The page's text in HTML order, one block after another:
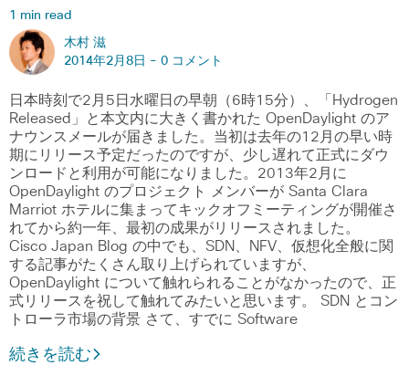
1 min read
木村 滋
2014年2月8日 - 0 コメント
日本時刻で2月5日水曜日の早朝（6時15分）、「Hydrogen
Released」と本文内に大きく書かれた OpenDaylight のア
ナウンスメールが届きました。当初は去年の12月の早い時
期にリリース予定だったのですが、少し遅れて正式にダウ
ンロードと利用が可能になりました。2013年2月に
OpenDaylight のプロジェクト メンバーが Santa Clara
Marriot ホテルに集まってキックオフミーティングが開催さ
れてから約一年、最初の成果がリリースされました。
Cisco Japan Blog の中でも、SDN、NFV、仮想化全般に関
する記事がたくさん取り上げられていますが、
OpenDaylight について触れられることがなかったので、正
式リリースを祝して触れてみたいと思います。 SDN とコン
トローラ市場の背景 さて、すでに Software
続きを読む